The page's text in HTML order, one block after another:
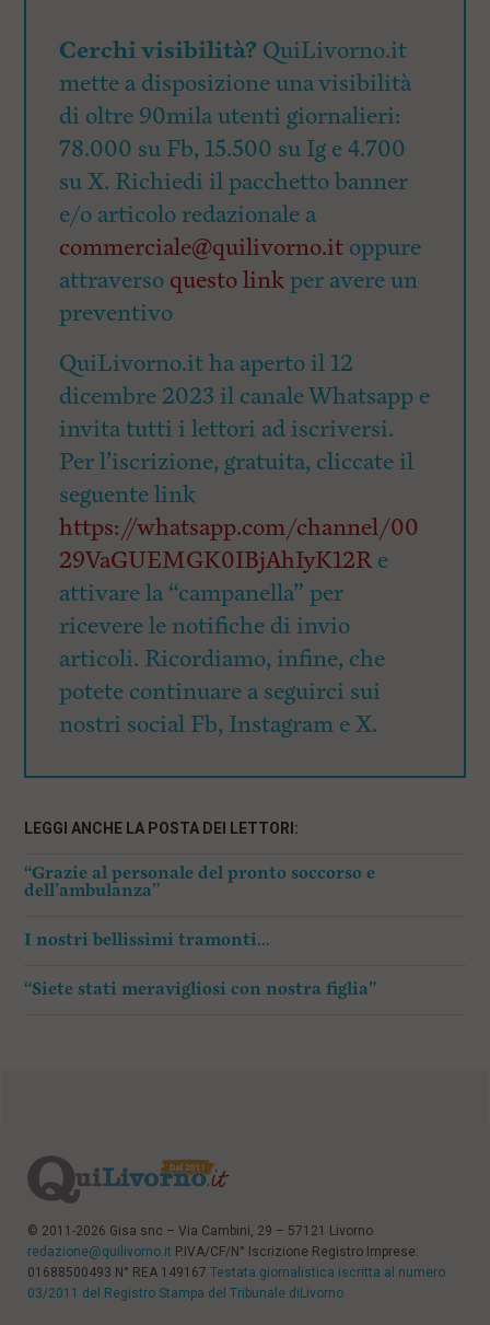
Cerchi visibilità? QuiLivorno.it
mette a disposizione una visibilità
di oltre 90mila utenti giornalieri:
78.000 su Fb, 15.500 su Ig e 4.700
su X. Richiedi il pacchetto banner
e/o articolo redazionale a
commerciale@quilivorno.it oppure
attraverso questo linkper avere un
preventivo
QuiLivorno.it ha aperto il 12
dicembre 2023 il canale Whatsapp e
invita tutti i lettori ad iscriversi.
Per l’iscrizione, gratuita, cliccate il
seguente link
https://whatsapp.com/channel/00
29VaGUEMGK0IBjAhIyK12Re
attivare la “campanella” per
ricevere le notifiche di invio
articoli. Ricordiamo, infine, che
potete continuare a seguirci sui
nostri social Fb, Instagram e X.
LEGGI ANCHE LA POSTA DEI LETTORI:
“Grazie al personale del pronto soccorso e
dell’ambulanza”
I nostri bellissimi tramonti…
“Siete stati meravigliosi con nostra figlia”
© 2011-2026 Gisa snc – Via Cambini, 29 – 57121 Livorno
redazione@quilivorno.it P.IVA/CF/N° Iscrizione Registro Imprese:
01688500493 N° REA 149167 Testata giornalistica iscritta al numero
03/2011 del Registro Stampa del Tribunale diLivorno